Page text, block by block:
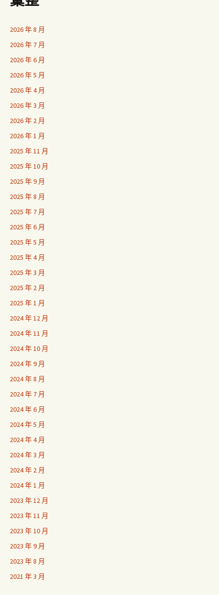
2026 年 8 月
2026 年 7 月
2026 年 6 月
2026 年 5 月
2026 年 4 月
2026 年 3 月
2026 年 2 月
2026 年 1 月
2025 年 11 月
2025 年 10 月
2025 年 9 月
2025 年 8 月
2025 年 7 月
2025 年 6 月
2025 年 5 月
2025 年 4 月
2025 年 3 月
2025 年 2 月
2025 年 1 月
2024 年 12 月
2024 年 11 月
2024 年 10 月
2024 年 9 月
2024 年 8 月
2024 年 7 月
2024 年 6 月
2024 年 5 月
2024 年 4 月
2024 年 3 月
2024 年 2 月
2024 年 1 月
2023 年 12 月
2023 年 11 月
2023 年 10 月
2023 年 9 月
2023 年 8 月
2021 年 3 月